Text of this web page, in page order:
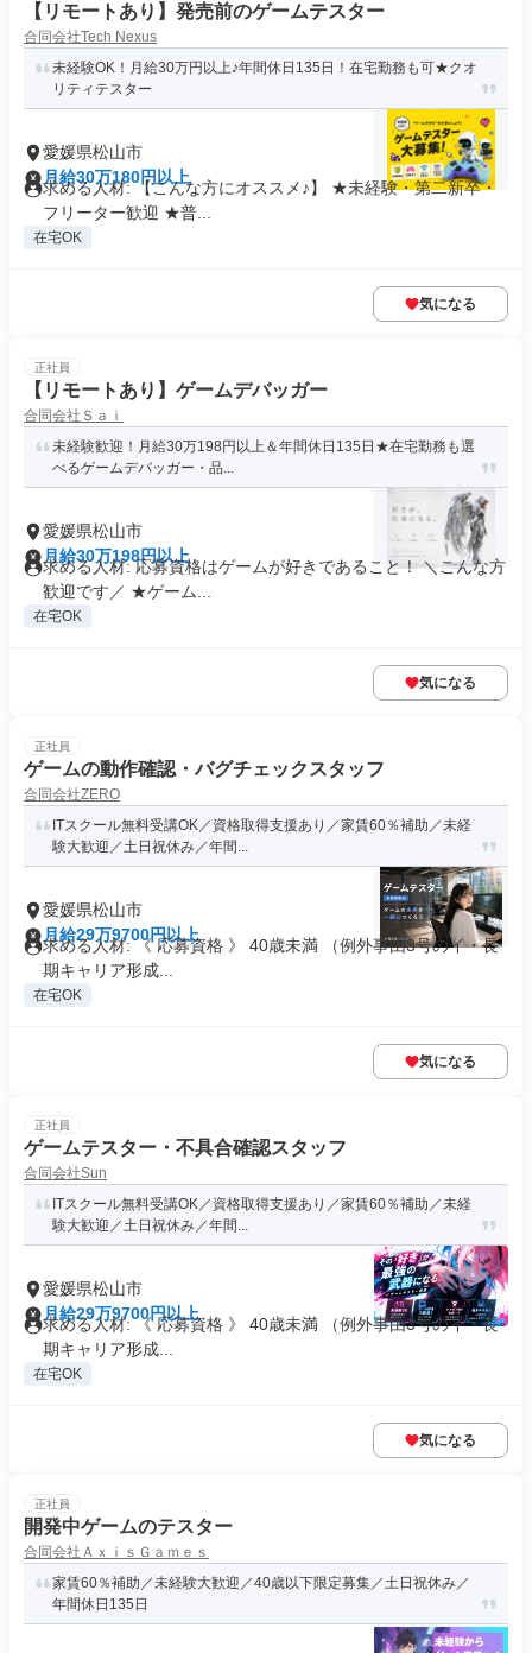
【リモートあり】発売前のゲームテスター
合同会社Tech Nexus
未経験OK！月給30万円以上♪年間休日135日！在宅勤務も可★クオ
リティテスター
愛媛県松山市
月給30万180円以上
求める人材: 【こんな方にオススメ♪】 ★未経験・第二新卒・
フリーター歓迎 ★普...
在宅OK
気になる
正社員
【リモートあり】ゲームデバッガー
合同会社Ｓａｉ
未経験歓迎！月給30万198円以上＆年間休日135日★在宅勤務も選
べるゲームデバッガー・品...
愛媛県松山市
月給30万198円以上
求める人材: 応募資格はゲームが好きであること！ ＼こんな方
歓迎です／ ★ゲーム...
在宅OK
気になる
正社員
ゲームの動作確認・バグチェックスタッフ
合同会社ZERO
ITスクール無料受講OK／資格取得支援あり／家賃60％補助／未経
験大歓迎／土日祝休み／年間...
愛媛県松山市
月給29万9700円以上
求める人材: 《 応募資格 》 40歳未満 （例外事由3号のイ・長
期キャリア形成...
在宅OK
気になる
正社員
ゲームテスター・不具合確認スタッフ
合同会社Sun
ITスクール無料受講OK／資格取得支援あり／家賃60％補助／未経
験大歓迎／土日祝休み／年間...
愛媛県松山市
月給29万9700円以上
求める人材: 《 応募資格 》 40歳未満 （例外事由3号のイ・長
期キャリア形成...
在宅OK
気になる
正社員
開発中ゲームのテスター
合同会社ＡｘｉｓＧａｍｅｓ
家賃60％補助／未経験大歓迎／40歳以下限定募集／土日祝休み／
年間休日135日